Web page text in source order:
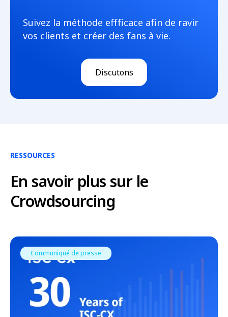
Suivez la méthode effficace afin de ravir
vos clients et créer des fans à vie.
Discutons
RESSOURCES
En savoir plus sur le
Crowdsourcing
Communiqué de presse